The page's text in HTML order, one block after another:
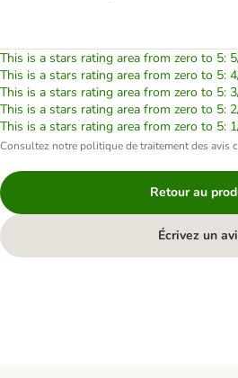
This is a stars rating area from zero to 5:
This is a stars rating area from zero to 5:
This is a stars rating area from zero to 5:
This is a stars rating area from zero to 5:
This is a stars rating area from zero to 5:
Consultez notre politique de traitement des avis
Retour au
Écrivez un